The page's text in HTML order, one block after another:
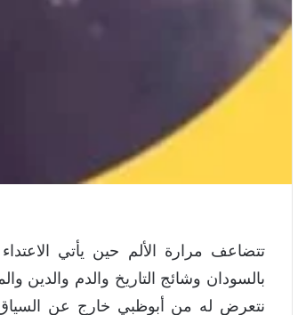
تتضاعف مرارة الألم حين يأتي
بالسودان وشائج التاريخ والدم والدين
نتعرض له من أبوظبي خارج عن السياق